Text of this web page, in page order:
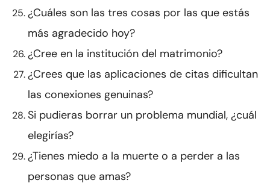
¿Cuáles son las tres cosas por las que estás
más agradecido hoy?
¿Cree en la institución del matrimonio?
¿Crees que las aplicaciones de citas dificultan
las conexiones genuinas?
Si pudieras borrar un problema mundial, ¿cuál
elegirías?
¿Tienes miedo a la muerte o a perder a las
personas que amas?